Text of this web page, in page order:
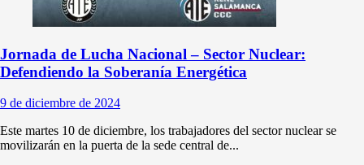
Jornada de Lucha Nacional – Sector Nuclear:
Defendiendo la Soberanía Energética
9 de diciembre de 2024
Este martes 10 de diciembre, los trabajadores del sector nuclear se
movilizarán en la puerta de la sede central de...